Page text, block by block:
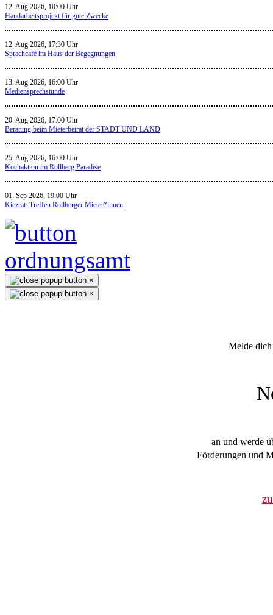
12. Aug 2026, 10:00 Uhr
Handarbeitsprojekt für gute Zwecke
12. Aug 2026, 17:30 Uhr
Sprachcafé im Haus der Begegnungen
13. Aug 2026, 16:00 Uhr
Mediensprechstunde
20. Aug 2026, 17:00 Uhr
Beratung beim Mieterbeirat der STADT UND LAND
25. Aug 2026, 16:00 Uhr
Kochaktion im Rollberg Paradise
01. Sep 2026, 19:00 Uhr
Kiezrat: Treffen Rollberger Mieter*innen
×
×
Melde
an und werde
Förderungen und